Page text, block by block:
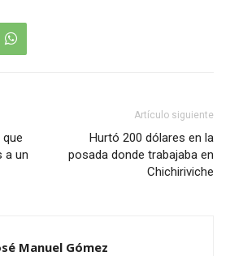
a un
Artículo siguiente
Hurtó 200 dólares en la
posada donde trabajaba en
Chichiriviche
Manuel Gómez